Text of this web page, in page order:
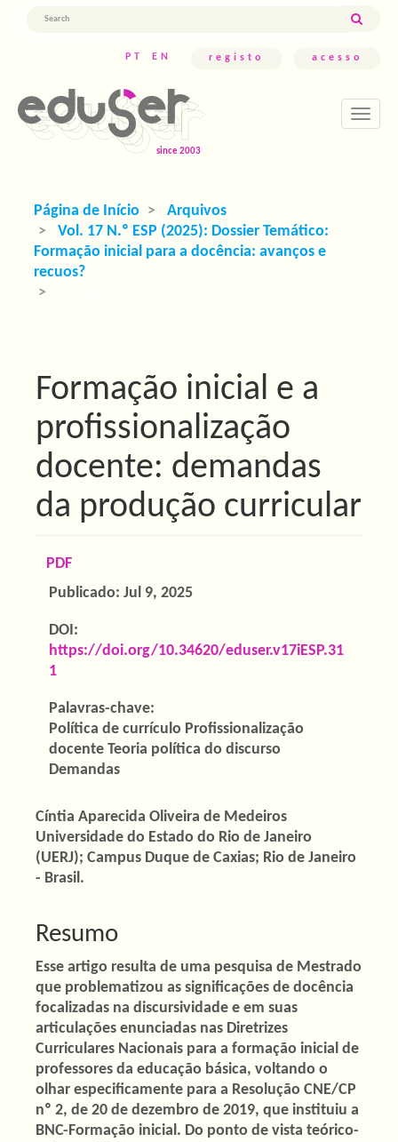
Barra
Lateral
registo acesso
EN
PT
Toggle
Página de Início
Arquivos
Vol. 17 N.º ESP (2025): Dossier Temático:
Formação inicial para a docência: avanços e
recuos?
Formação inicial e a
profissionalização
docente: demandas
da produção curricular
Barra
lateral
de
artigos
PDF
Publicado: Jul 9, 2025
DOI:
https://doi.org/10.34620/eduser.v17iESP.31
1
Palavras-chave:
Política de currículo Profissionalização
docente Teoria política do discurso
Demandas
Conteúdo
do
artigo
Cíntia Aparecida Oliveira de Medeiros
Universidade do Estado do Rio de Janeiro
(UERJ); Campus Duque de Caxias; Rio de Janeiro
- Brasil.
Resumo
Esse artigo resulta de uma pesquisa de Mestrado
que problematizou as significações de docência
focalizadas na discursividade e em suas
articulações enunciadas nas Diretrizes
Curriculares Nacionais para a formação inicial de
professores da educação básica, voltando o
olhar especificamente para a Resolução CNE/CP
nº 2, de 20 de dezembro de 2019, que instituiu a
BNC-Formação inicial. Do ponto de vista teórico-